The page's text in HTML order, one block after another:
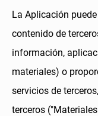
La Aplicación
contenido de
información,
materiales) o
servicios de
terceros